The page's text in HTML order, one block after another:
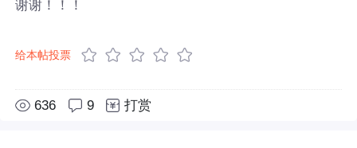
谢谢！！！
给本帖投票
636 9 打赏